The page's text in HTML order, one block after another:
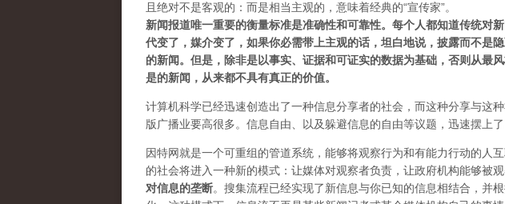
且绝对不是客观的：而是相当主观的，意味着经典的“宣传家”。
新闻报道唯一重要的衡量标准是准确性和可靠性。每个人都知道传统对
代变了，媒介变了，如果你必需带上主观的话，坦白地说，披露而不是
的新闻。但是，除非是以事实、证据和可证实的数据为基础，否则从最
是的新闻，从来都不具有真正的价值。
计算机科学已经迅速创造出了一种信息分享者的社会，而这种分享与这
版广播业要高很多。信息自由、以及躲避信息的自由等议题，迅速摆上了
因特网就是一个可重组的管道系统，能够将观察行为和有能力行动的人
的社会将进入一种新的模式：让媒体对观察者负责，让政府机构能够被观
对信息的垄断。 搜集流程已经实现了新信息与你已知的信息相结合，并